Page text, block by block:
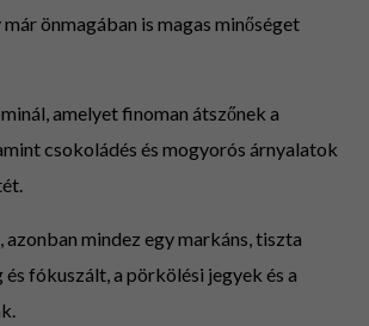
önmagában is magas minőséget
amelyet finoman átszőnek a
csokoládés és mogyorós árnyalatok
mindez egy markáns, tiszta
fókuszált, a pörkölési jegyek és a